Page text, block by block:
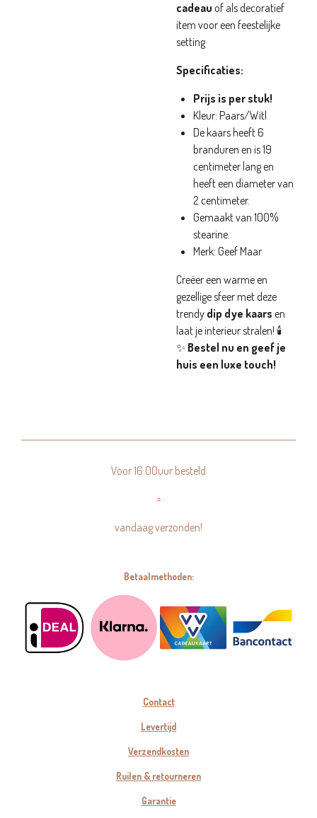
cadeau of als decoratief
item voor een feestelijke
setting
Specificaties:
Prijs is per stuk!
Kleur: Paars/Witl
De kaars heeft 6
branduren en is 19
centimeter lang en
heeft een diameter van
2 centimeter.
Gemaakt van 100%
stearine.
Merk: Geef Maar
Creëer een warme en
gezellige sfeer met deze
trendy dip dye kaars en
laat je interieur stralen! 🕯️
✨ Bestel nu en geef je
huis een luxe touch!
Voor 16:00uur besteld
=
vandaag verzonden!
Betaalmethoden:
Contact
Levertijd
Verzendkosten
Ruilen & retourneren
Garantie